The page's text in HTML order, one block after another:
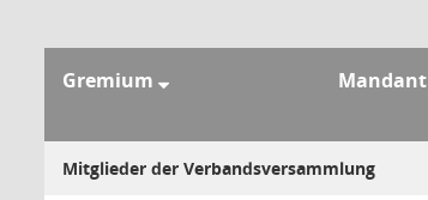
Gremium Mandant
Mitglieder der Verbandsversammlung